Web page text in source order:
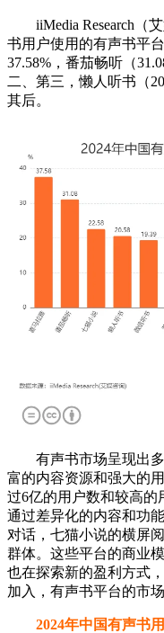
iiMedia Research（艾
书用户使用的有声书平
37.58%，番茄畅听（
二、第三，懒人听书（
其后。
有声书市场呈现出多
富的内容资源和强大的
过6亿的用户数和较高的
通过差异化的内容和功
对话，七猫小说的横屏
群体。这些平台的商业
也在探索新的盈利方式
加入，有声书平台的市
2024年中国有声书用